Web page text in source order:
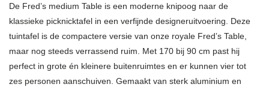
De Fred’s medium Table is een moderne knipoog naar de
klassieke picknicktafel in een verfijnde designeruitvoering. Deze
tuintafel is de compactere versie van onze royale Fred’s Table,
maar nog steeds verrassend ruim. Met 170 bij 90 cm past hij
perfect in grote én kleinere buitenruimtes en er kunnen vier tot
zes personen aanschuiven. Gemaakt van sterk aluminium en